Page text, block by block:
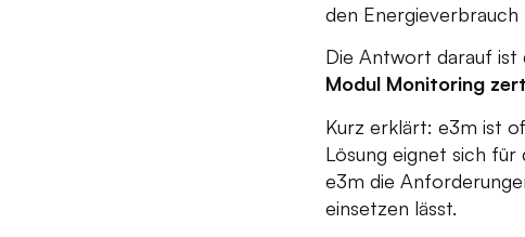
den
Die Antwort darauf ist
Modul Monitoring
Kurz erklärt: e3m ist
Lösung eignet sich für
e3m die
einsetzen lässt.